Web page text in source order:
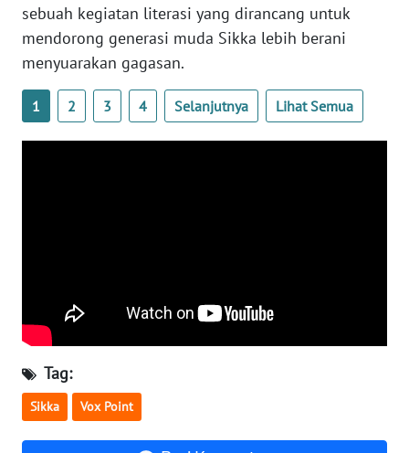
sebuah kegiatan literasi yang dirancang untuk
mendorong generasi muda Sikka lebih berani
menyuarakan gagasan.
1 2 3 4 Selanjutnya Lihat Semua
Tag:
Sikka Vox Point
LAMPUNG
WN
JATENG
JATIM
WN
BALI